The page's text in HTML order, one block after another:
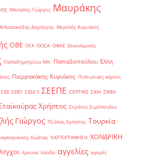
Μασαλής Γιώργος Μαυράκης
Δημήτρης Μερελής Κυριάκος
ΟΒΕ ΟΓΑ ΟΟΣΑ ΟΦΑΕ Οικονομικός
Παπαδημητρίου Μπ. Παπαδοπούλου Έλλη
Πιερρακάκης Κυριάκος Πιστωτικές κάρτες
ΣΕΒ ΣΕΒΤ ΣΕΔΕ ΙΙ ΣΕΕΠΕ ΣΕΥΠΥΚΕ ΣΚΑΙ ΣΜΕΑ
Χρήστος Στράτος Σιμόπουλος
Γιώργος Τζιόλας Χρήστος Τουρκία
Κώστας ΧΑΡΤΟΓΡΑΦΗΣΗ ΧΟΝΔΡΙΚΗ
έρευνα έσοδα αγγελίες αγορές